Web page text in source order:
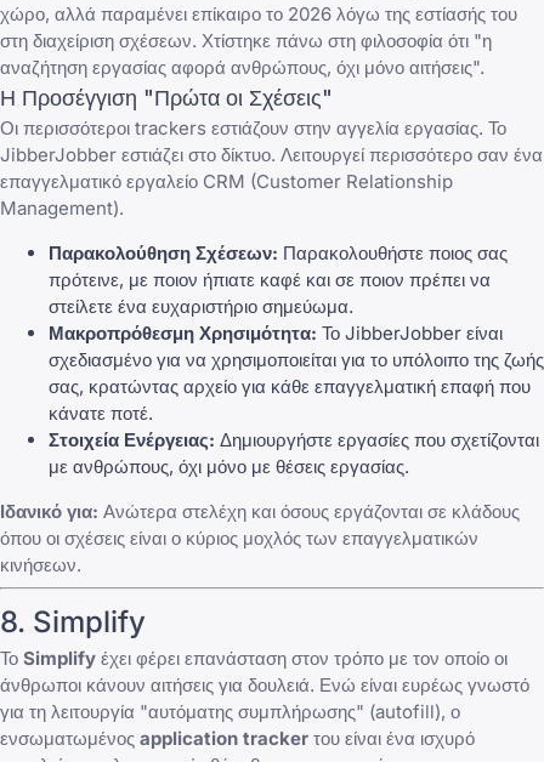
χώρο, αλλά παραμένει επίκαιρο το 2026 λόγω της εστίασής του
στη διαχείριση σχέσεων. Χτίστηκε πάνω στη φιλοσοφία ότι "η
αναζήτηση εργασίας αφορά ανθρώπους, όχι μόνο αιτήσεις".
Η Προσέγγιση "Πρώτα οι Σχέσεις"
Οι περισσότεροι trackers εστιάζουν στην αγγελία εργασίας. Το
JibberJobber εστιάζει στο δίκτυο. Λειτουργεί περισσότερο σαν ένα
επαγγελματικό εργαλείο CRM (Customer Relationship
Management).
Παρακολούθηση Σχέσεων: Παρακολουθήστε ποιος σας
πρότεινε, με ποιον ήπιατε καφέ και σε ποιον πρέπει να
στείλετε ένα ευχαριστήριο σημεύωμα.
Μακροπρόθεσμη Χρησιμότητα: Το JibberJobber είναι
σχεδιασμένο για να χρησιμοποιείται για το υπόλοιπο της ζωής
σας, κρατώντας αρχείο για κάθε επαγγελματική επαφή που
κάνατε ποτέ.
Στοιχεία Ενέργειας: Δημιουργήστε εργασίες που σχετίζονται
με ανθρώπους, όχι μόνο με θέσεις εργασίας.
Ιδανικό για: Ανώτερα στελέχη και όσους εργάζονται σε κλάδους
όπου οι σχέσεις είναι ο κύριος μοχλός των επαγγελματικών
κινήσεων.
8. Simplify
Το Simplify έχει φέρει επανάσταση στον τρόπο με τον οποίο οι
άνθρωποι κάνουν αιτήσεις για δουλειά. Ενώ είναι ευρέως γνωστό
για τη λειτουργία "αυτόματης συμπλήρωσης" (autofill), ο
ενσωματωμένος application tracker του είναι ένα ισχυρό